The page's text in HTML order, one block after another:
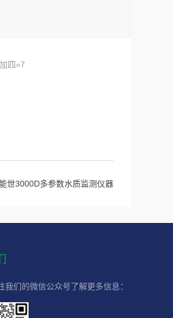
四=7
能世3000D多参数水质监测仪器
我们的微信公众号了解更多信息：